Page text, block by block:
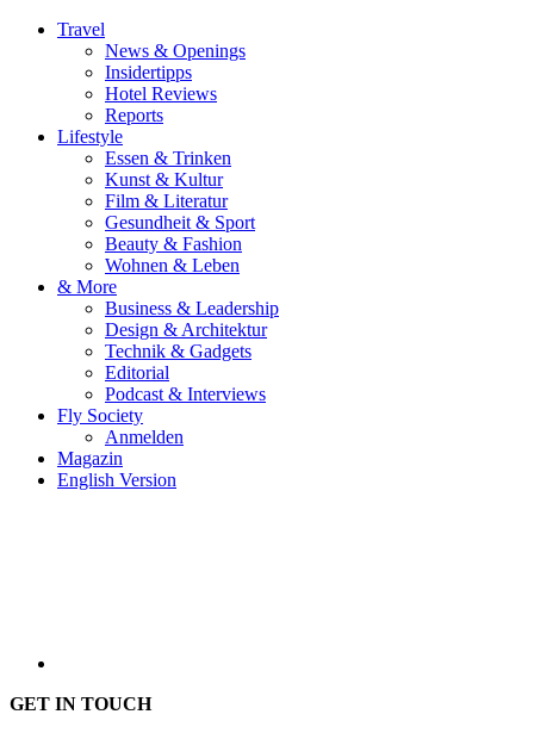
Travel
News & Openings
Insidertipps
Hotel Reviews
Reports
Lifestyle
Essen & Trinken
Kunst & Kultur
Film & Literatur
Gesundheit & Sport
Beauty & Fashion
Wohnen & Leben
& More
Business & Leadership
Design & Architektur
Technik & Gadgets
Editorial
Podcast & Interviews
Fly Society
Anmelden
Magazin
English Version
GET IN TOUCH